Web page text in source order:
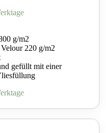
g/m2
220 g/m2
gefüllt mit einer